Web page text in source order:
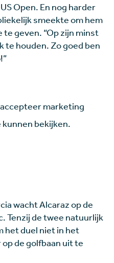
Open. En nog harder
smeekte om hem
te geven. “Op zijn minst
te houden. Zo goed ben
marketing
bekijken.
wacht Alcaraz op de
Tenzij de twee natuurlijk
het duel niet in het
de golfbaan uit te